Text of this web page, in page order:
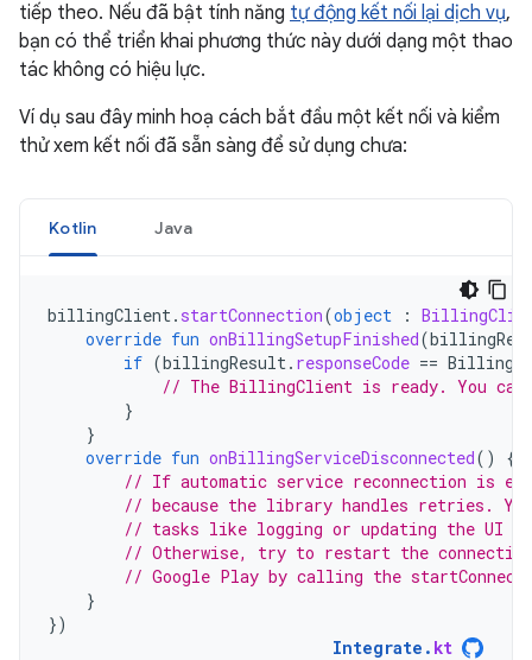
tiếp theo. Nếu đã bật tính năng tự động kết nối lại dịch vụ,
bạn có thể triển khai phương thức này dưới dạng một thao
tác không có hiệu lực.
Ví dụ sau đây minh hoạ cách bắt đầu một kết nối và kiểm
thử xem kết nối đã sẵn sàng để sử dụng chưa:
Kotlin Java
billingClient. startConnection(object :
override fun onBillingSetupFinished(
if (billingResult. responseCode ==
// The BillingClient is ready. You can
}
}
override fun onBillingServiceDisconnected()
{
// If automatic service reconnection is
// because the library handles retries.
// tasks like logging or updating the UI
// Otherwise, try to restart the
// Google Play by calling the
}
})
Integrate . kt